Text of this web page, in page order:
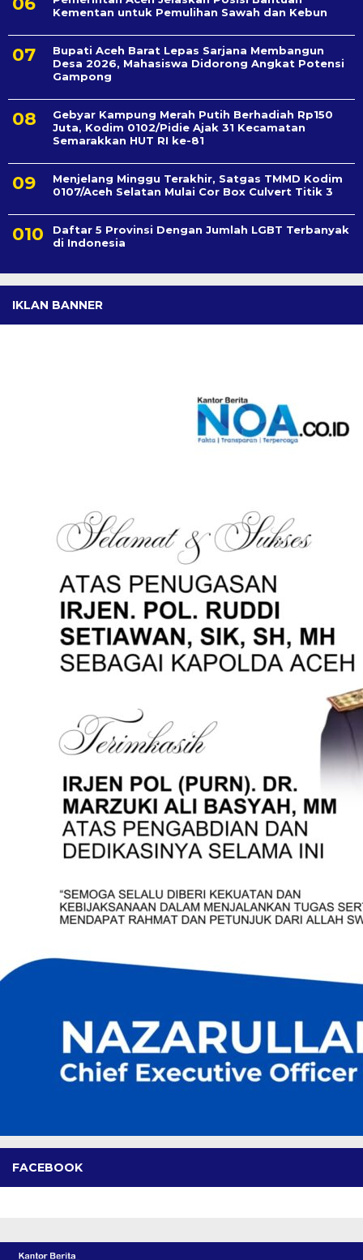
Kementan untuk Pemulihan Sawah dan Kebun
Bupati Aceh Barat Lepas Sarjana Membangun
Desa 2026, Mahasiswa Didorong Angkat Potensi
Gampong
Gebyar Kampung Merah Putih Berhadiah Rp150
Juta, Kodim 0102/Pidie Ajak 31 Kecamatan
Semarakkan HUT RI ke-81
Menjelang Minggu Terakhir, Satgas TMMD Kodim
0107/Aceh Selatan Mulai Cor Box Culvert Titik 3
Daftar 5 Provinsi Dengan Jumlah LGBT Terbanyak
di Indonesia
IKLAN BANNER
FACEBOOK